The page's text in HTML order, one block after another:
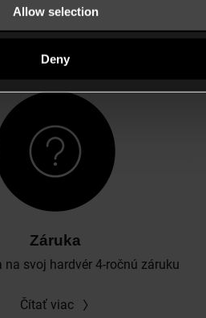
Allow selection
Deny
Create account
Záruka
na svoj hardvér 4-ročnú záruku
Čítať viac